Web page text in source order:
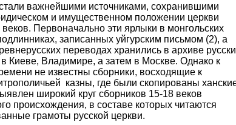
важнейшими источниками, сохранившими
и имущественном положении церкви
Первоначально эти ярлыки в монгольских
записанных уйгурским письмом (2), а
переводах хранились в архиве
Киеве, Владимире, а затем в Москве. Однако к
не известны сборники, восходящие к
казны, где были скопированы
широкий круг сборников 15-18 веков
происхождения, в составе которых читаются
грамоты русской церкви.